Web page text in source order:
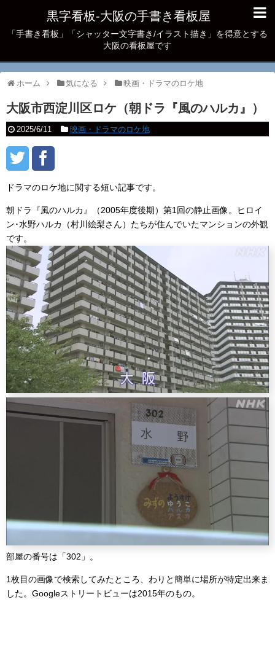
黒字看板‐大阪の手書き看板屋
「手書き看板」「シャッター文字書き/イラスト描き」を得意とする
大阪の看板屋です
ホーム 気になる 映画・ドラマのロケ地
大阪市西淀川区ロケ（朝ドラ『風のハルカ』）
2025/6/11 映画・ドラマのロケ地
ドラマのロケ地に関する短い記事です。
朝ドラ『風のハルカ』（2005年度後期）第1回の静止画像。ヒロイ
ン･水野ハルカ（村川絵梨さん）たちが住んでいたマンションの外観
です。
部屋の番号は「302」。
1枚目の画像で検索してみたところ、わりと簡単に場所が特定出来ま
した。Googleストリートビューは2015年のもの。